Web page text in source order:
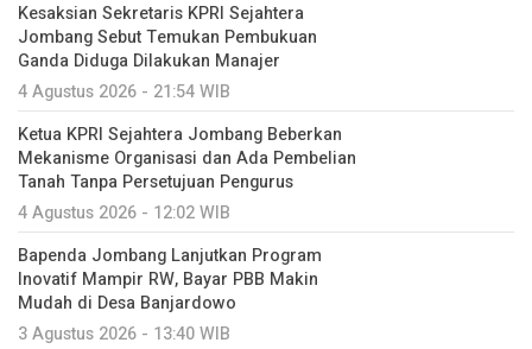
Kesaksian Sekretaris KPRI Sejahtera
Jombang Sebut Temukan Pembukuan
Ganda Diduga Dilakukan Manajer
4 Agustus 2026 - 21:54 WIB
Ketua KPRI Sejahtera Jombang Beberkan
Mekanisme Organisasi dan Ada Pembelian
Tanah Tanpa Persetujuan Pengurus
4 Agustus 2026 - 12:02 WIB
Bapenda Jombang Lanjutkan Program
Inovatif Mampir RW, Bayar PBB Makin
Mudah di Desa Banjardowo
3 Agustus 2026 - 13:40 WIB